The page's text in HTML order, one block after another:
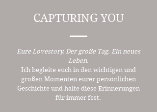
CAPTURING YOU
Eure Lovestory. Der große Tag. Ein neues
Leben.
Ich begleite euch in den wichtigen und
großen Momenten eurer persönlichen
Geschichte und halte diese Erinnerungen
für immer fest.